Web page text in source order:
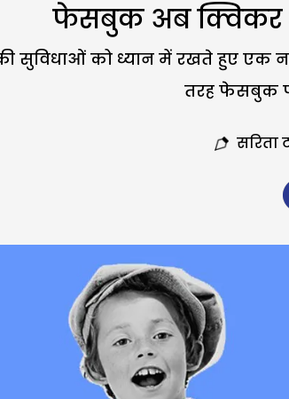
फेसबुक अब क्विकर
सुविधाओं को ध्यान में रखते हुए एक
तरह फेसबुक
सरिता